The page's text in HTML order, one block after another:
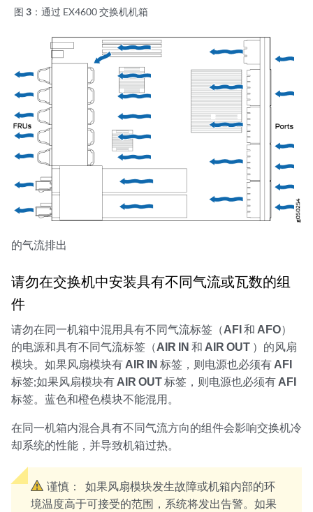
图 3： 通过 EX4600 交换机机箱
的气流排出
请勿在交换机中安装具有不同气流或瓦数的组
件
请勿在同一机箱中混用具有不同气流标签（AFI和 AFO）
的电源和具有不同气流标签（AIR IN 和 AIR OUT ）的风扇
模块。如果风扇模块有 AIR IN 标签，则电源也必须有 AFI
标签;如果风扇模块有 AIR OUT标签，则电源也必须有 AFI
标签。蓝色和橙色模块不能混用。
在同一机箱内混合具有不同气流方向的组件会影响交换机冷
却系统的性能，并导致机箱过热。
谨慎：
如果风扇模块发生故障或机箱内部的环
境温度高于可接受的范围，系统将发出告警。如果